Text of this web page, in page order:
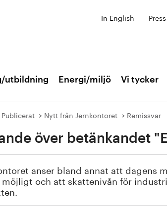
In English Press
utbildning Energi/miljö Vi tycker
Publicerat Nytt från Jernkontoret Remissvar
över betänkandet
anser bland annat att dagens
och att skattenivån för